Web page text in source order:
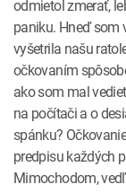
odmietol zmerať,
paniku. Hneď som
vyšetrila našu
očkovaním
ako som mal
na počítači a o
spánku?
predpisu každých
Mimochodom,